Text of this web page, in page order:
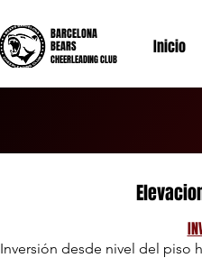
BARCELONA
BEARS
CHEERLEADING CLUB
Inicio
Inversión desde nivel del piso